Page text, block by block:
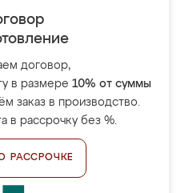
договор,
в размере 10% от суммы
заказ в производство.
в рассрочку без %.
РАССРОЧКЕ